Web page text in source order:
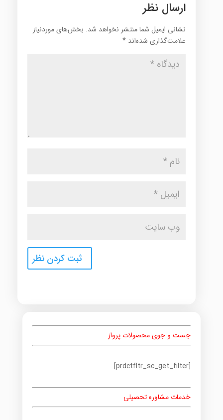
ارسال نظر
نشانی ایمیل شما منتشر نخواهد شد. بخش‌های موردنیاز
علامت‌گذاری شده‌اند *
جست و جوی محصولات پرواز
[prdctfltr_sc_get_filter]
خدمات مشاوره تحصیلی